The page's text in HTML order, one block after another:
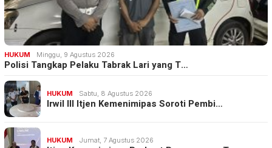
HUKUM Minggu, 9 Agustus 2026
Polisi Tangkap Pelaku Tabrak Lari yang T…
HUKUM Sabtu, 8 Agustus 2026
Irwil III Itjen Kemenimipas Soroti Pembi…
HUKUM Jumat, 7 Agustus 2026